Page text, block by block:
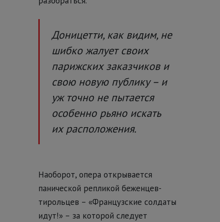
Доницетти, как видим, не
шибко жалует своих
парижских заказчиков и
свою новую публику – и
уж точно не пытается
особенно рьяно искать
их расположения.
Наоборот, опера открывается
панической репликой беженцев-
тирольцев – «Французские солдаты
идут!» – за которой следует